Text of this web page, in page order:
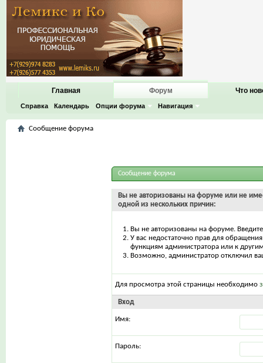
Главная Форум
Справка Календарь Опции форума Навигация
Что
Сообщение форума
Сообщение форума
Вы не авторизованы на форуме или не
одной из нескольких причин:
Вы не авторизованы на форуме.
У вас недостаточно прав для
функциям администратора или к
Возможно, администратор отключил
Для просмотра этой страницы необходимо
Вход
Имя:
Пароль: